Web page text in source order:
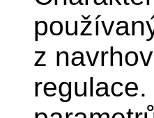
z